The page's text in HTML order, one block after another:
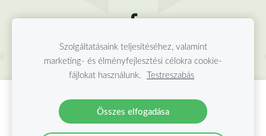
Hozzon létre weboldalt vagy webáruházat a
Mozello segítségével.
Szolgáltatásaink teljesítéséhez, valamint
marketing- és élményfejlesztési célokra cookie-
fájlokat használunk. Testreszabás
Összes elfogadása